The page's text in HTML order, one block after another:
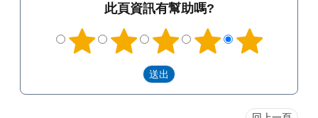
此頁資訊有幫助嗎?